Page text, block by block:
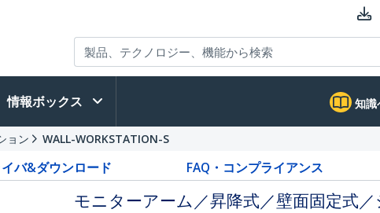
情報ボックス 知識
ョン WALL-WORKSTATION-S
イバ&ダウンロード FAQ・コンプライアンス
モニターアーム／昇降式／壁面固定式